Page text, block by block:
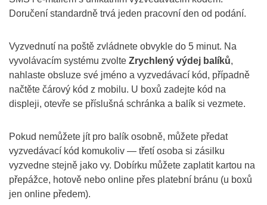
Doručení standardně trvá jeden pracovní den od podání.
Vyzvednutí na poště zvládnete obvykle do 5 minut. Na
vyvolávacím systému zvolte Zrychlený výdej balíků,
nahlaste obsluze své jméno a vyzvedávací kód, případně
načtěte čárový kód z mobilu. U boxů zadejte kód na
displeji, otevře se příslušná schránka a balík si vezmete.
Pokud nemůžete jít pro balík osobně, můžete předat
vyzvedávací kód komukoliv — třetí osoba si zásilku
vyzvedne stejně jako vy. Dobírku můžete zaplatit kartou na
přepážce, hotově nebo online přes platební bránu (u boxů
jen online předem).